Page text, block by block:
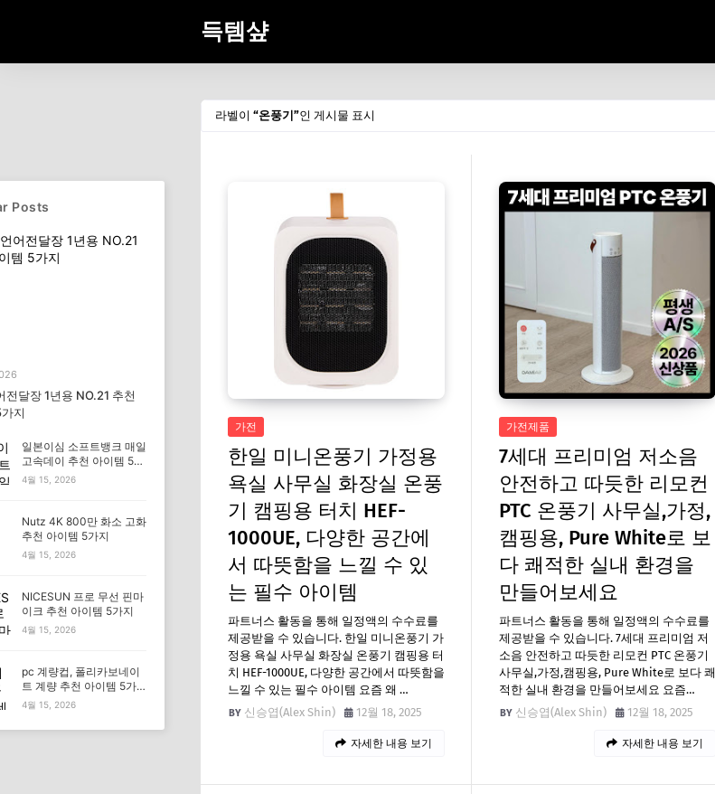
득템샾
라벨이 온풍기 인 게시물 표시
가전
한일 미니온풍기 가정용
욕실 사무실 화장실 온풍
기 캠핑용 터치 HEF-
1000UE, 다양한 공간에
서 따뜻함을 느낄 수 있
는 필수 아이템
파트너스 활동을 통해 일정액의 수수료를
제공받을 수 있습니다. 한일 미니온풍기 가
정용 욕실 사무실 화장실 온풍기 캠핑용 터
치 HEF-1000UE, 다양한 공간에서 따뜻함을
느낄 수 있는 필수 아이템 요즘 왜 …
신승엽(Alex Shin)
12월 18, 2025
자세한 내용 보기
가전제품
7세대 프리미엄 저소음
안전하고 따듯한 리모컨
PTC 온풍기 사무실,가정,
캠핑용, Pure White로 보
다 쾌적한 실내 환경을
만들어보세요
파트너스 활동을 통해 일정액의 수수료를
제공받을 수 있습니다. 7세대 프리미엄 저
소음 안전하고 따듯한 리모컨 PTC 온풍기
사무실,가정,캠핑용, Pure White로 보다 쾌
적한 실내 환경을 만들어보세요 요즘…
신승엽(Alex Shin)
12월 18, 2025
자세한 내용 보기
Posts
전달장 1년용 NO.21 추천
지
일본이심 소프트뱅크 매일
고속데이 추천 아이템 5가
지
4월 15, 2026
Nutz 4K 800만 화소 고화
추천 아이템 5가지
4월 15, 2026
NICESUN 프로 무선 핀마
이크 추천 아이템 5가지
4월 15, 2026
pc 계량컵, 폴리카보네이
트 계량 추천 아이템 5가
지
4월 15, 2026